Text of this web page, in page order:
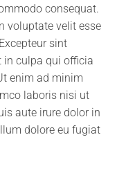
consequat.
voluptate velit esse
sint
in culpa qui officia
enim ad minim
laboris nisi ut
aute irure dolor in
dolore eu fugiat